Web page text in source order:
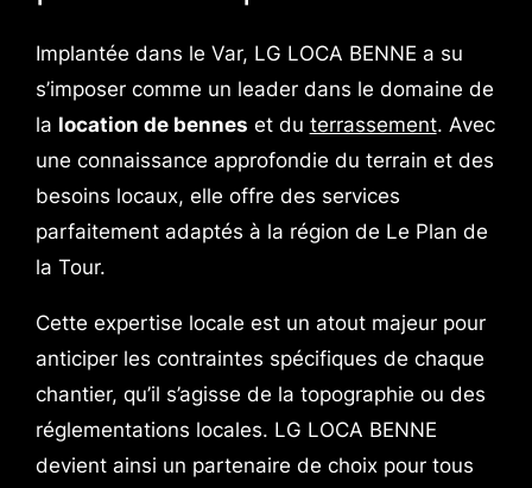
Implantée dans le Var, LG LOCA BENNE a su
s’imposer comme un leader dans le domaine de
la location de bennes et du terrassement. Avec
une connaissance approfondie du terrain et des
besoins locaux, elle offre des services
parfaitement adaptés à la région de Le Plan de
la Tour.
Cette expertise locale est un atout majeur pour
anticiper les contraintes spécifiques de chaque
chantier, qu’il s’agisse de la topographie ou des
réglementations locales. LG LOCA BENNE
devient ainsi un partenaire de choix pour tous